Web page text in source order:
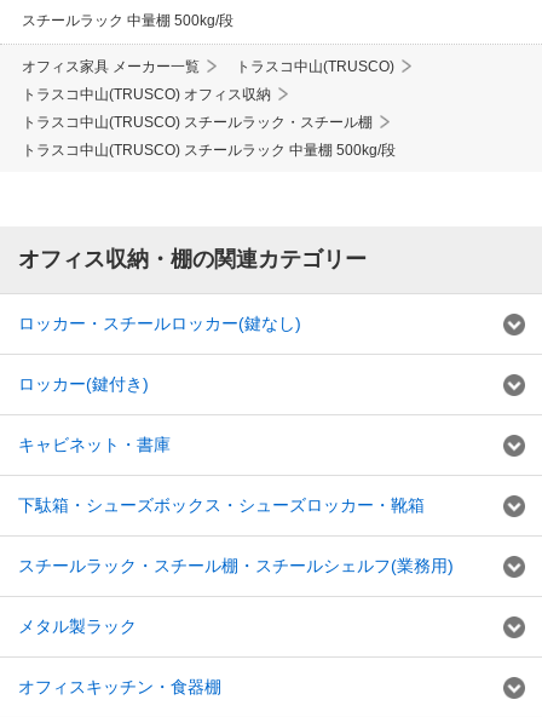
スチールラック 中量棚 500kg/段
オフィス家具 メーカー一覧
トラスコ中山(TRUSCO)
トラスコ中山(TRUSCO) オフィス収納
トラスコ中山(TRUSCO) スチールラック・スチール棚
トラスコ中山(TRUSCO) スチールラック 中量棚 500kg/段
オフィス収納・棚の関連カテゴリー
ロッカー・スチールロッカー(鍵なし)
ロッカー(鍵付き)
キャビネット・書庫
下駄箱・シューズボックス・シューズロッカー・靴箱
スチールラック・スチール棚・スチールシェルフ(業務用)
メタル製ラック
オフィスキッチン・食器棚